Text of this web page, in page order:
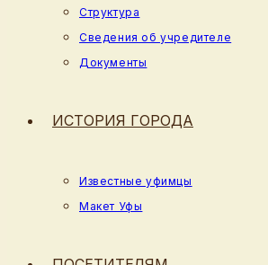
Структура
Сведения об учредителе
Документы
ИСТОРИЯ ГОРОДА
Известные уфимцы
Макет Уфы